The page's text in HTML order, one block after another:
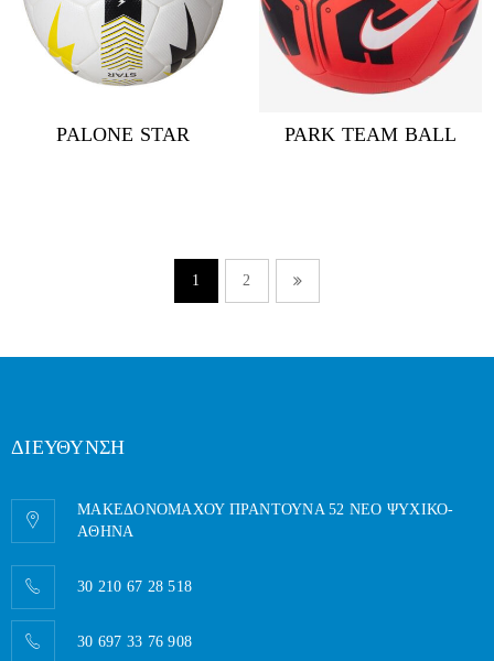
PALONE STAR PARK TEAM BALL
1 2
ΔΙΕΥΘΥΝΣΗ
ΜΑΚΕΔΟΝΟΜΑΧΟΥ ΠΡΑΝΤΟΥΝΑ 52 ΝΕΟ ΨΥΧΙΚΟ-
AΘΗΝΑ
30 210 67 28 518
30 697 33 76 908